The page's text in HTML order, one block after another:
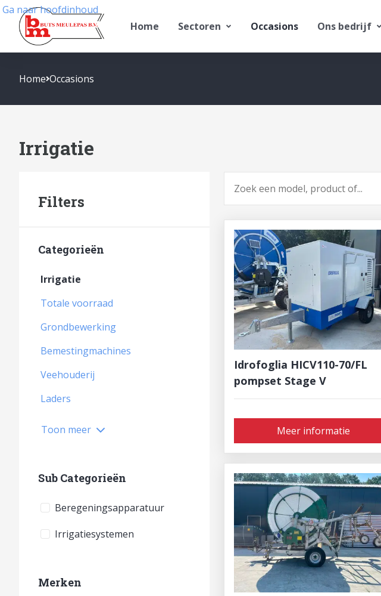
Ga naar hoofdinhoud
Home
Sectoren Occasions Ons bedrijf
Home Occasions
Irrigatie
Filters
Categorieën
Irrigatie
Totale voorraad
Grondbewerking
Bemestingmachines
Veehouderij
Laders
Toon meer
Sub Categorieën
Beregeningsapparatuur
Irrigatiesystemen
Merken
Zoeken
Idrofoglia HICV110-70/FL
pompset Stage V
Meer informatie